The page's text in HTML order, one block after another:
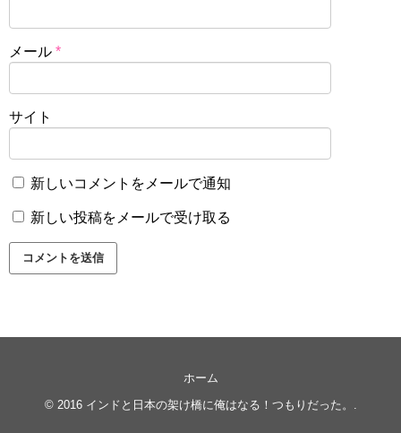
メール *
サイト
新しいコメントをメールで通知
新しい投稿をメールで受け取る
ホーム
© 2016 インドと日本の架け橋に俺はなる！つもりだった。